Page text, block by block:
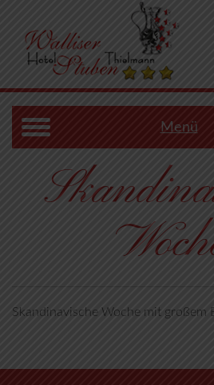
Menü
Skandinavische Woche mit großem